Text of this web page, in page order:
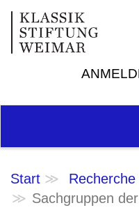
Start Recherche
Sachgruppen